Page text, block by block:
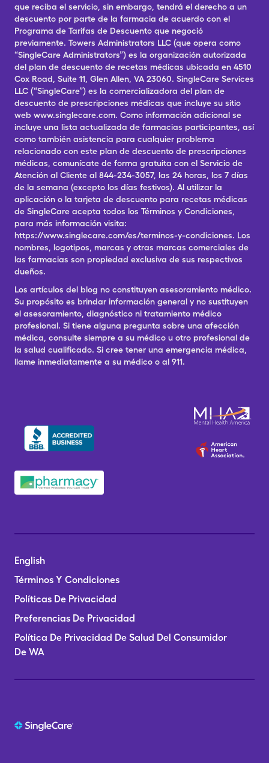
que reciba el servicio, sin embargo, tendrá el derecho a un
descuento por parte de la farmacia de acuerdo con el
Programa de Tarifas de Descuento que negoció
previamente. Towers Administrators LLC (que opera como
“SingleCare Administrators”) es la organización autorizada
del plan de descuento de recetas médicas ubicada en 4510
Cox Road, Suite 11, Glen Allen, VA 23060. SingleCare Services
LLC (“SingleCare”) es la comercializadora del plan de
descuento de prescripciones médicas que incluye su sitio
web www.singlecare.com. Como información adicional se
incluye una lista actualizada de farmacias participantes, así
como también asistencia para cualquier problema
relacionado con este plan de descuento de prescripciones
médicas, comunícate de forma gratuita con el Servicio de
Atención al Cliente al 844-234-3057, las 24 horas, los 7 días
de la semana (excepto los días festivos). Al utilizar la
aplicación o la tarjeta de descuento para recetas médicas
de SingleCare acepta todos los Términos y Condiciones,
para más información visita:
https://www.singlecare.com/es/terminos-y-condiciones. Los
nombres, logotipos, marcas y otras marcas comerciales de
las farmacias son propiedad exclusiva de sus respectivos
dueños.
Los artículos del blog no constituyen asesoramiento médico.
Su propósito es brindar información general y no sustituyen
el asesoramiento, diagnóstico ni tratamiento médico
profesional. Si tiene alguna pregunta sobre una afección
médica, consulte siempre a su médico u otro profesional de
la salud cualificado. Si cree tener una emergencia médica,
llame inmediatamente a su médico o al 911.
English
Términos Y Condiciones
Políticas De Privacidad
Preferencias De Privacidad
Política De Privacidad De Salud Del Consumidor
De WA